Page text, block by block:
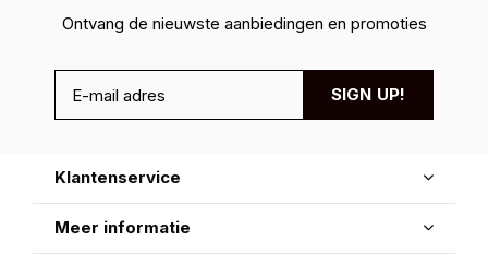
Ontvang de nieuwste aanbiedingen en promoties
SIGN UP!
Klantenservice
Meer informatie